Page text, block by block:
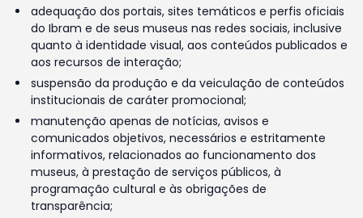
adequação dos portais, sites temáticos e perfis oficiais
do Ibram e de seus museus nas redes sociais, inclusive
quanto à identidade visual, aos conteúdos publicados e
aos recursos de interação;
suspensão da produção e da veiculação de conteúdos
institucionais de caráter promocional;
manutenção apenas de notícias, avisos e
comunicados objetivos, necessários e estritamente
informativos, relacionados ao funcionamento dos
museus, à prestação de serviços públicos, à
programação cultural e às obrigações de
transparência;